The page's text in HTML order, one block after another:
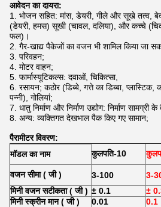
आवेदन का दायरा:
भोजन सहित: मांस, डेयरी, गीले और सूखे तत्व,
(डेयरी, हमस) सूखी (चावल, दलिया), और कच्चे
फल)।
गैर-खाद्य पैकेजों का वजन भी शामिल किया जा
परिवहन;
मोटर वाहन;
फार्मास्यूटिकल्स: दवाओं, चिकित्सा,
रसायन; कठोर (डिब्बे, गत्ते का डिब्बा,
पन्नी), गोलियां;
धातु निर्माण और निर्माण उद्योग: निर्माण
अन्य: व्यक्तिगत देखभाल पैक किए गए सामान;
पैरामीटर विवरण:
कुलपति-10
मॉडल का नाम
वजन सीमा ( जी ) 3-100 3-
मिनी वजन सटीकता ( जी ) ± 0.1 ±
मिनी स्क्रीन मान ( जी ) 0.01 0.1